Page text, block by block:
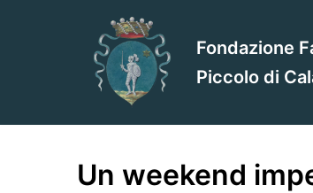
Fondazione
Piccolo di
Un weekend